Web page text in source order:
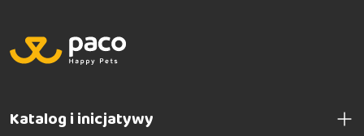
Katalog i inicjatywy